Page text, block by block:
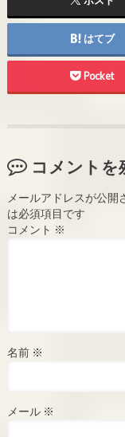
はてブ
Pocket
コメントを
メールアドレスが公開
は必須項目です
コメント ※
名前 ※
メール ※